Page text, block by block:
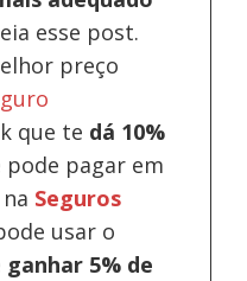
esse post.
preço
que te dá 10%
pode pagar em
Seguros
usar o
ganhar 5% de